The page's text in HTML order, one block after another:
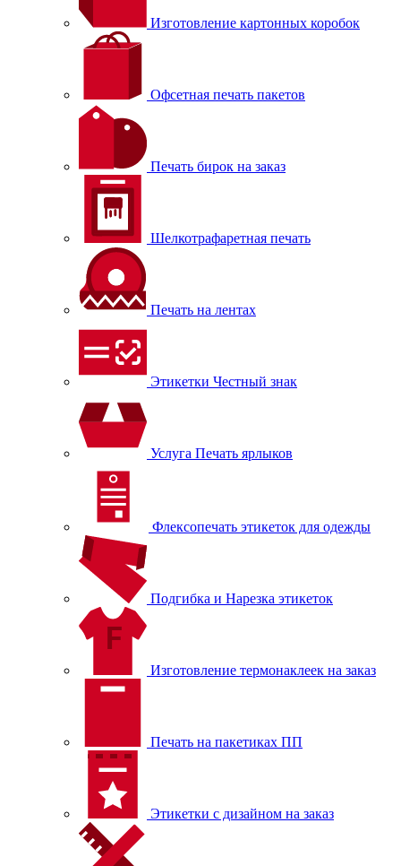
Изготовление картонных коробок
Офсетная печать пакетов
Печать бирок на заказ
Шелкотрафаретная печать
Печать на лентах
Этикетки Честный знак
Услуга Печать ярлыков
Флексопечать этикеток для одежды
Подгибка и Нарезка этикеток
Изготовление термонаклеек на заказ
Печать на пакетиках ПП
Этикетки с дизайном на заказ